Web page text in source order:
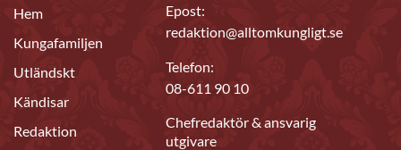
Hem
Kungafamiljen
Utländskt
Kändisar
Redaktion
Epost:
redaktion@alltomkungligt.se
Telefon:
08-611 90 10
Chefredaktör & ansvarig
utgivare